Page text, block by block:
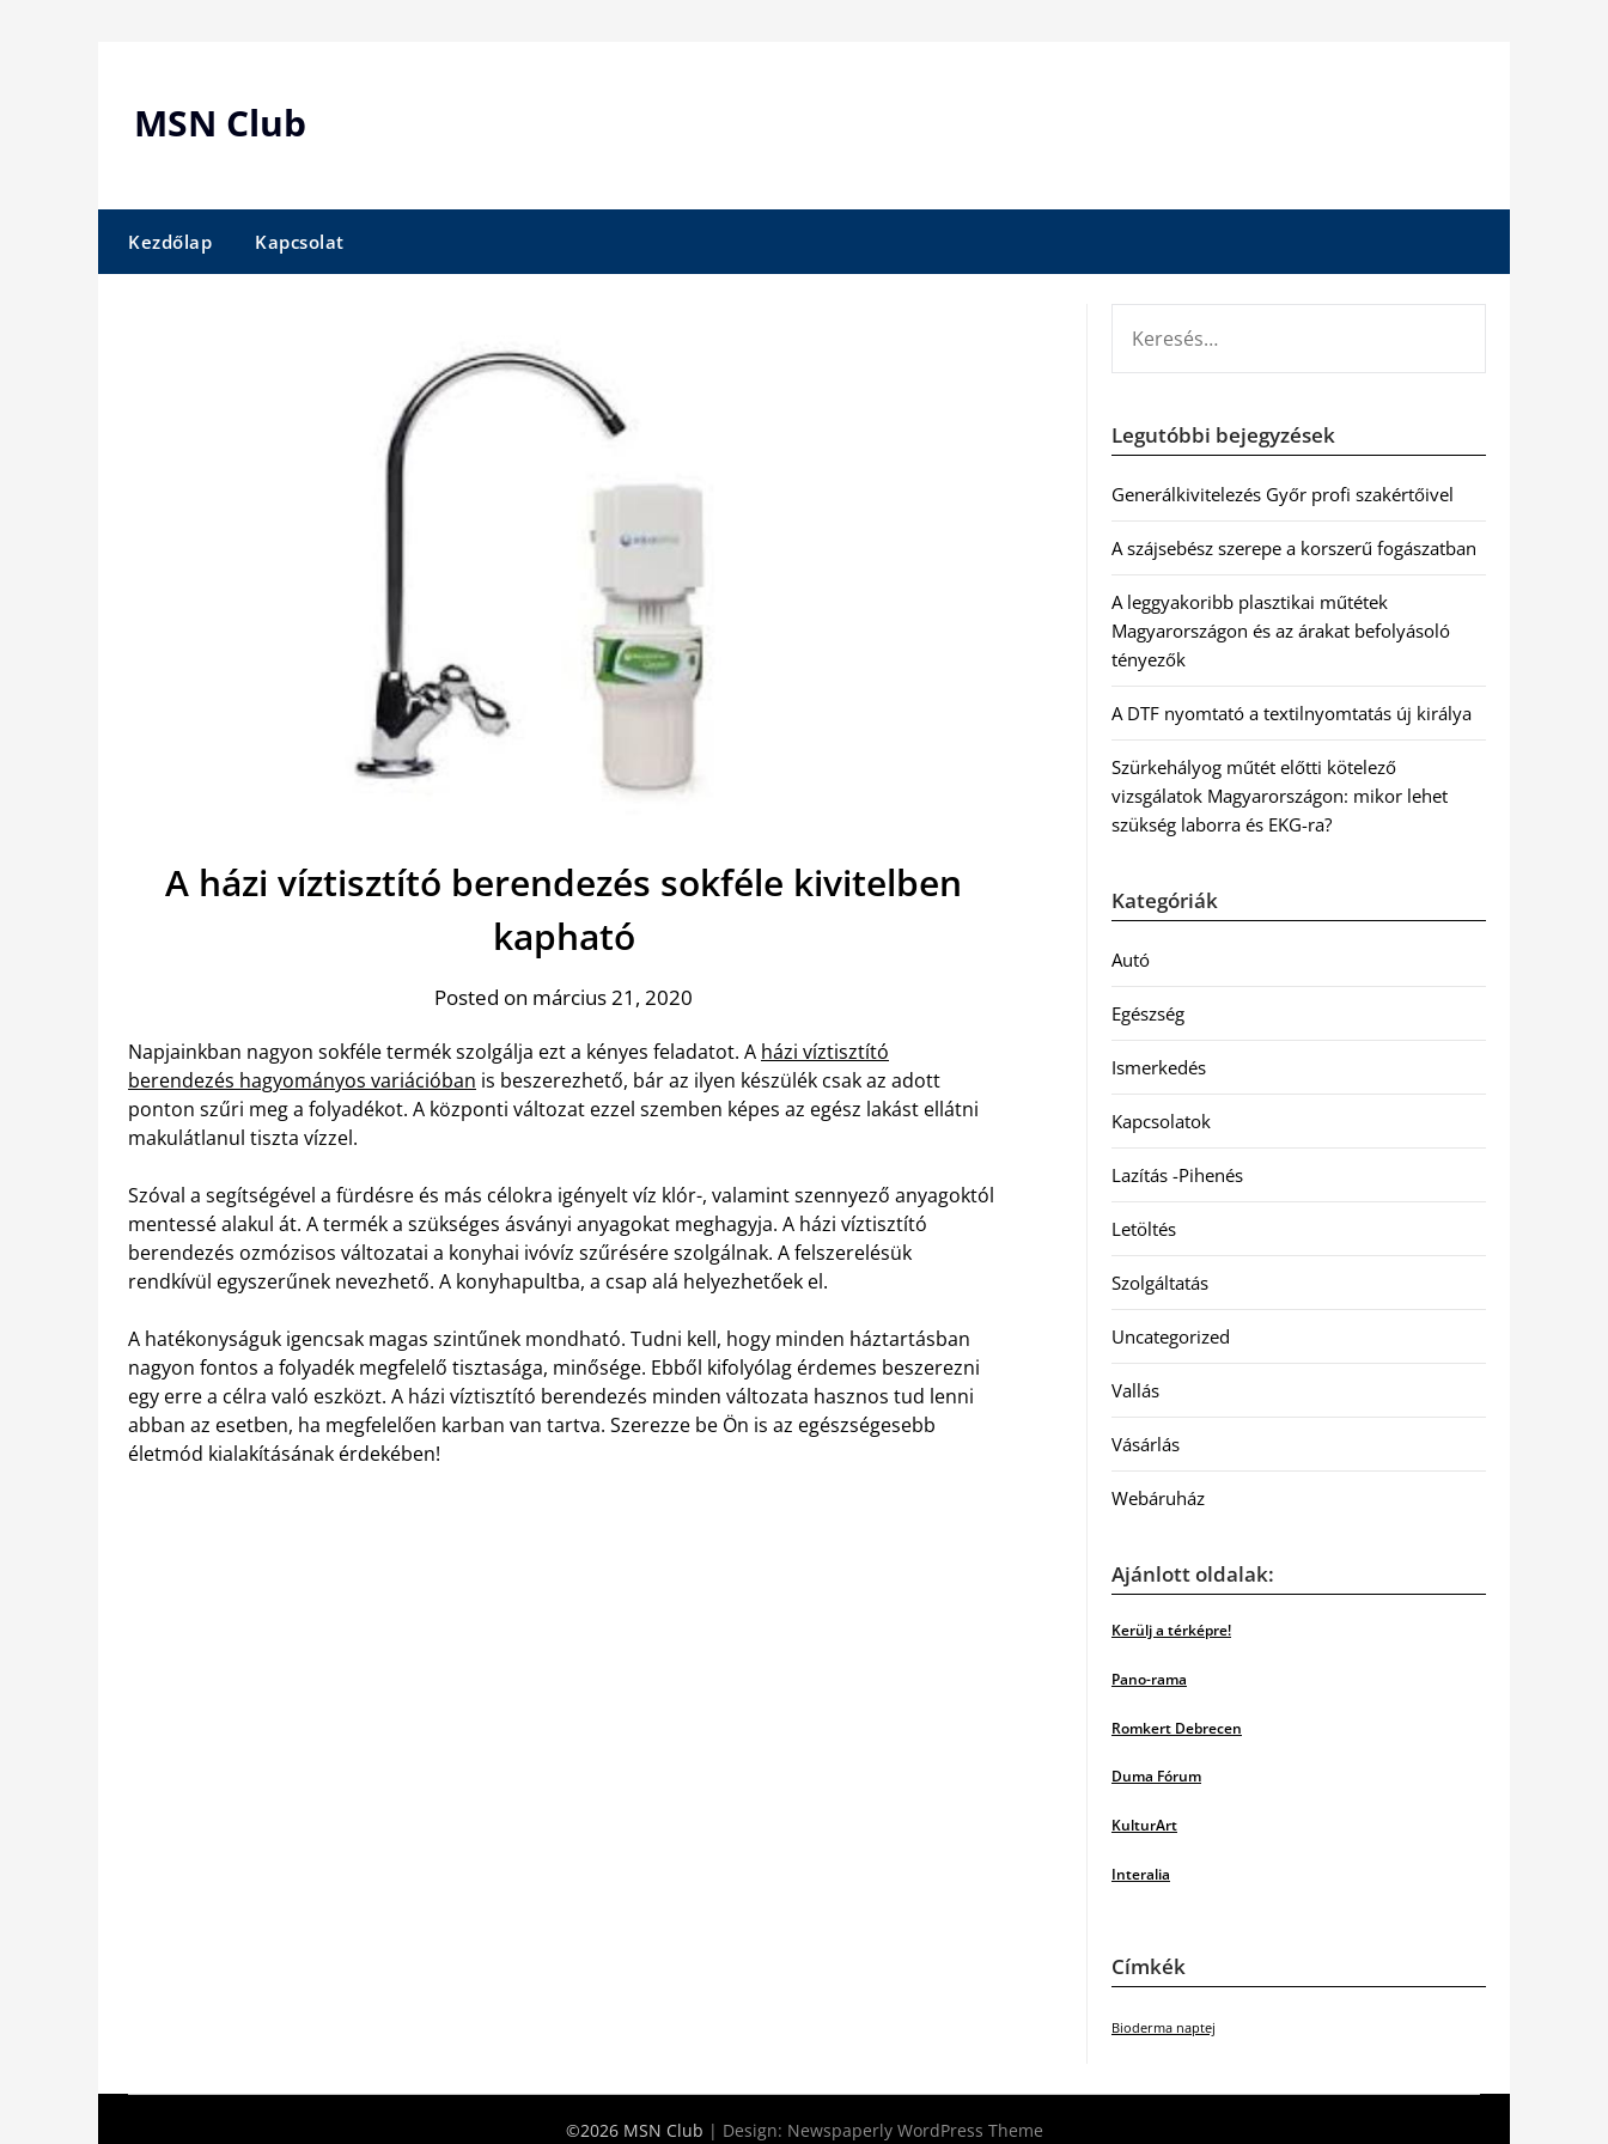
MSN Club
Kezdőlap Kapcsolat
A házi víztisztító berendezés sokféle kivitelben
kapható
Posted on március 21, 2020
Napjainkban nagyon sokféle termék szolgálja ezt a kényes feladatot. A házi víztisztító
berendezés hagyományos variációban is beszerezhető, bár az ilyen készülék csak az adott
ponton szűri meg a folyadékot. A központi változat ezzel szemben képes az egész lakást ellátni
makulátlanul tiszta vízzel.
Szóval a segítségével a fürdésre és más célokra igényelt víz klór-, valamint szennyező anyagoktól
mentessé alakul át. A termék a szükséges ásványi anyagokat meghagyja. A házi víztisztító
berendezés ozmózisos változatai a konyhai ivóvíz szűrésére szolgálnak. A felszerelésük
rendkívül egyszerűnek nevezhető. A konyhapultba, a csap alá helyezhetőek el.
A hatékonyságuk igencsak magas szintűnek mondható. Tudni kell, hogy minden háztartásban
nagyon fontos a folyadék megfelelő tisztasága, minősége. Ebből kifolyólag érdemes beszerezni
egy erre a célra való eszközt. A házi víztisztító berendezés minden változata hasznos tud lenni
abban az esetben, ha megfelelően karban van tartva. Szerezze be Ön is az egészségesebb
életmód kialakításának érdekében!
Legutóbbi bejegyzések
Generálkivitelezés Győr profi szakértőivel
A szájsebész szerepe a korszerű fogászatban
A leggyakoribb plasztikai műtétek
Magyarországon és az árakat befolyásoló
tényezők
A DTF nyomtató a textilnyomtatás új királya
Szürkehályog műtét előtti kötelező
vizsgálatok Magyarországon: mikor lehet
szükség laborra és EKG-ra?
Kategóriák
Autó
Egészség
Ismerkedés
Kapcsolatok
Lazítás -Pihenés
Letöltés
Szolgáltatás
Uncategorized
Vallás
Vásárlás
Webáruház
Ajánlott oldalak:
Kerülj a térképre!
Pano-rama
Romkert Debrecen
Duma Fórum
KulturArt
Interalia
Címkék
Bioderma naptej
©2026 MSN Club | Design: Newspaperly WordPress Theme